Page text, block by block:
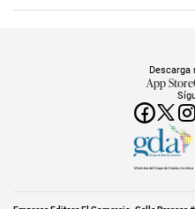
Descarga
App Store
Miembro del Grupo de Diarios América